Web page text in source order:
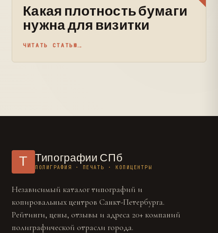
Какая плотность бумаги
нужна для визитки
ЧИТАТЬ СТАТЬЮ
Т Типографии СПб
ПОЛИГРАФИЯ · ПЕЧАТЬ · КОПИЦЕНТРЫ
Независимый каталог типографий и
копировальных центров Санкт-Петербурга.
Рейтинги, цены, отзывы и адреса 20+ компаний
полиграфической отрасли города.